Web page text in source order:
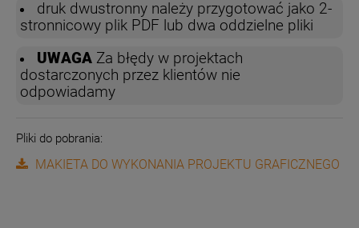
druk dwustronny należy przygotować jako 2-
stronnicowy plik PDF lub dwa oddzielne pliki
UWAGA Za błędy w projektach
dostarczonych przez klientów nie
odpowiadamy
Pliki do pobrania:
MAKIETA DO WYKONANIA PROJEKTU GRAFICZNEGO